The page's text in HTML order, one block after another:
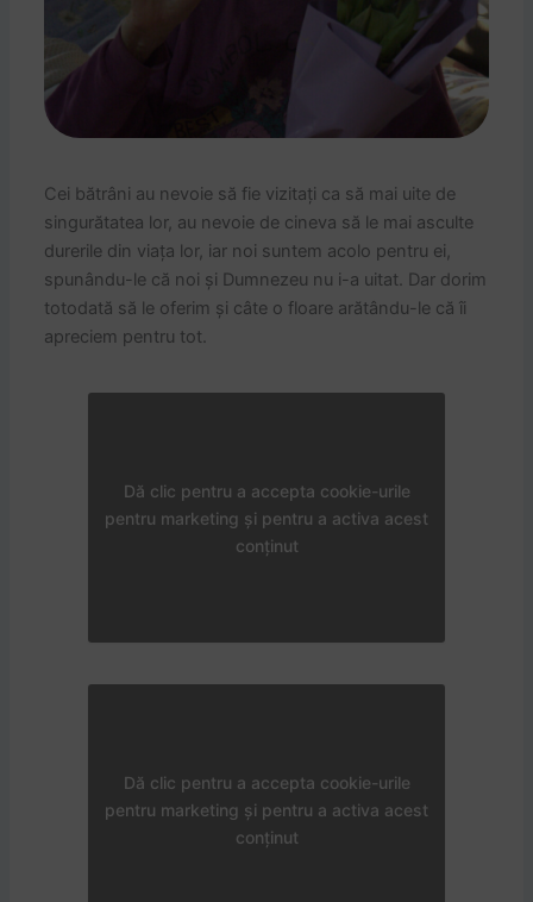
Cei bătrâni au nevoie să fie vizitați ca să mai uite de
singurătatea lor, au nevoie de cineva să le mai asculte
durerile din viața lor, iar noi suntem acolo pentru ei,
spunându-le că noi și Dumnezeu nu i-a uitat. Dar dorim
totodată să le oferim și câte o floare arătându-le că îi
apreciem pentru tot.
Dă clic pentru a accepta cookie-urile
pentru marketing și pentru a activa acest
conținut
Dă clic pentru a accepta cookie-urile
pentru marketing și pentru a activa acest
conținut